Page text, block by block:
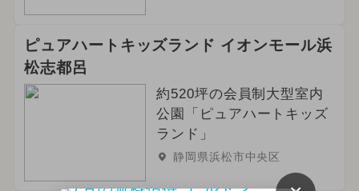
ピュアハートキッズランド イオンモール浜
松志都呂
約520坪の会員制大型室内
公園「ピュアハートキッズ
ランド」
静岡県浜松市中央区